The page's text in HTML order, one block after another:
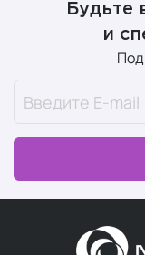
Будьте
и